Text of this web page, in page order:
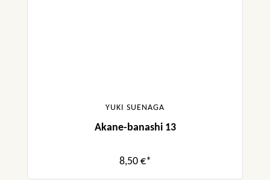
YUKI SUENAGA
Akane-banashi 13
8,50 €*